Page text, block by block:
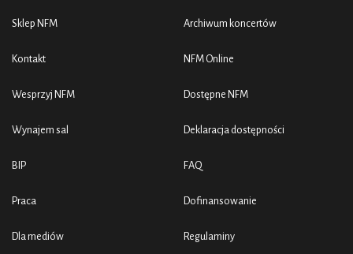
Sklep NFM
Kontakt
Wesprzyj NFM
Wynajem sal
BIP
Praca
Dla mediów
Archiwum koncertów
NFM Online
Dostępne NFM
Deklaracja dostępności
FAQ
Dofinansowanie
Regulaminy